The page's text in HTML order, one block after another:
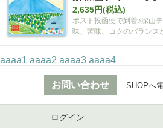
いセット【ポスト投
2,635円(税込)
ポスト投函便で到着♪深山
味、苦味、コクのバランス
aaaa1 aaaa2 aaaa3 aaaa4
お問い合わせ SHOPへ
ログイン